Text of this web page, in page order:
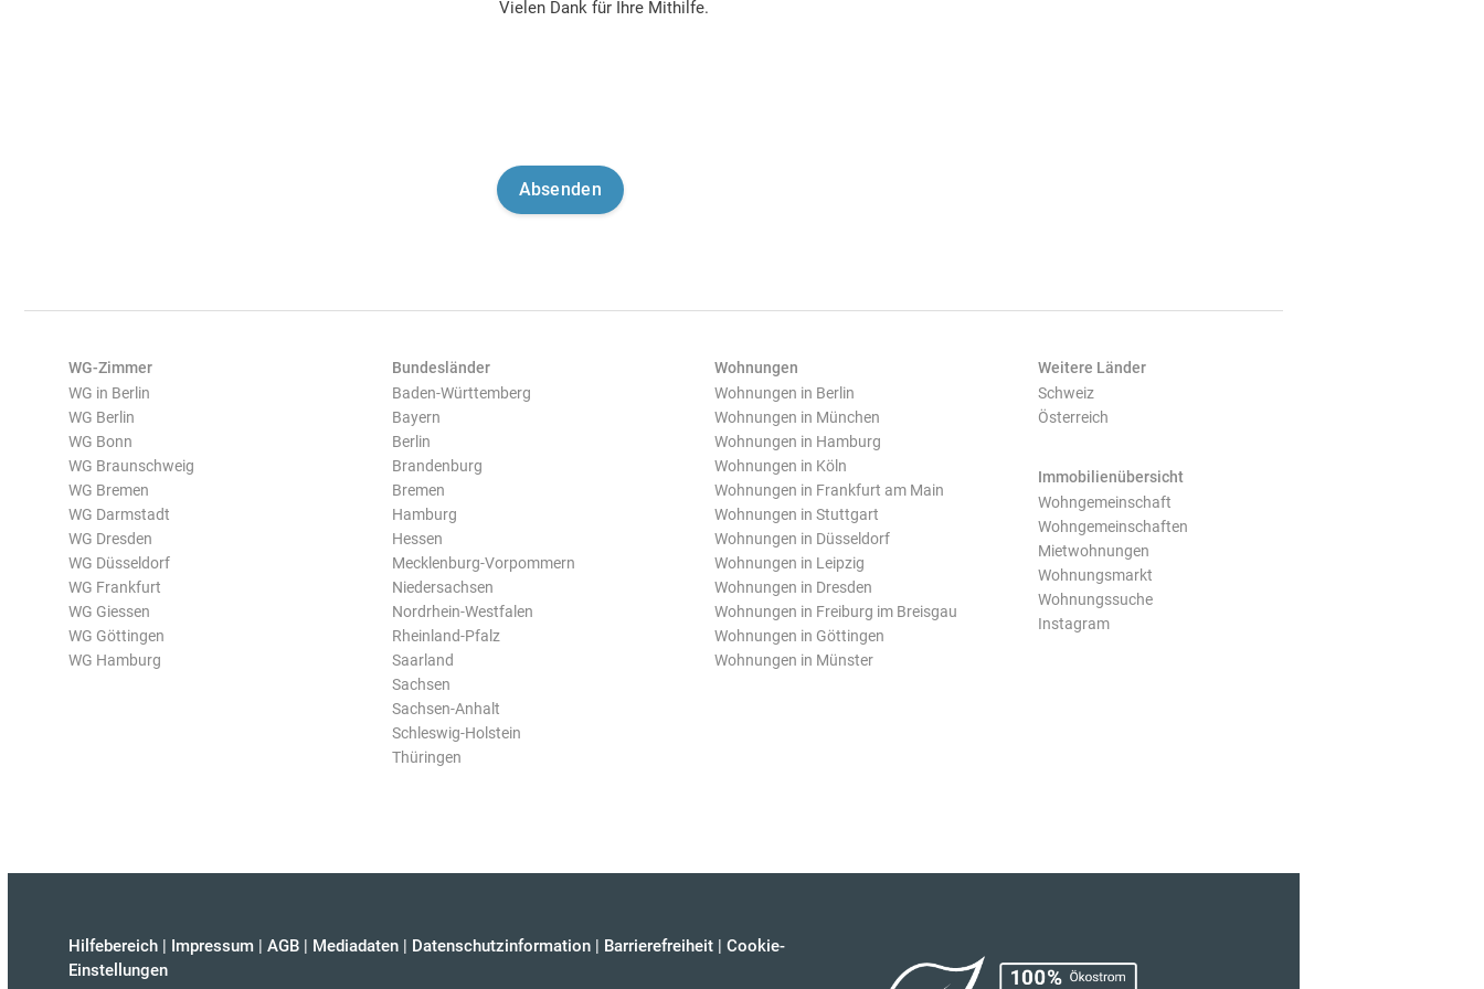
Vielen Dank für Ihre Mithilfe.
WG-Zimmer
WG in Berlin
WG Berlin
WG Bonn
WG Braunschweig
WG Bremen
WG Darmstadt
WG Dresden
WG Düsseldorf
WG Frankfurt
WG Giessen
WG Göttingen
WG Hamburg
Bundesländer
Baden-Württemberg
Bayern
Berlin
Brandenburg
Bremen
Hamburg
Hessen
Mecklenburg-Vorpommern
Niedersachsen
Nordrhein-Westfalen
Rheinland-Pfalz
Saarland
Sachsen
Sachsen-Anhalt
Schleswig-Holstein
Thüringen
Wohnungen
Wohnungen in Berlin
Wohnungen in München
Wohnungen in Hamburg
Wohnungen in Köln
Wohnungen in Frankfurt am Main
Wohnungen in Stuttgart
Wohnungen in Düsseldorf
Wohnungen in Leipzig
Wohnungen in Dresden
Wohnungen in Freiburg im Breisgau
Wohnungen in Göttingen
Wohnungen in Münster
Weitere Länder
Schweiz
Österreich
Immobilienübersicht
Wohngemeinschaft
Wohngemeinschaften
Mietwohnungen
Wohnungsmarkt
Wohnungssuche
Instagram
Hilfebereich | Impressum | AGB | Mediadaten | Datenschutzinformation | Barrierefreiheit | Cookie-
Einstellungen